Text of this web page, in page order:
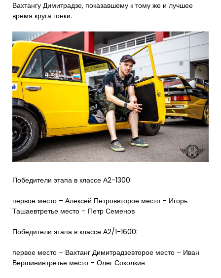
Вахтангу Димитрадзе, показавшему к тому же и лучшее
время круга гонки.
Победители этапа в классе А2-1300:
первое место – Алексей Петроввторое место – Игорь
Ташаевтретье место – Петр Семенов
Победители этапа в классе А2/1-1600:
первое место – Вахтанг Димитрадзевторое место – Иван
Вершининтретье место – Олег Соколкин